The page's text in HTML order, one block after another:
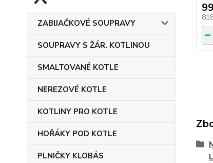
ZABIJAČKOVÉ SOUPRAVY
SOUPRAVY S ŽÁR. KOTLINOU
SMALTOVANÉ KOTLE
NEREZOVÉ KOTLE
KOTLINY PRO KOTLE
HOŘÁKY POD KOTLE
PLNIČKY KLOBÁS